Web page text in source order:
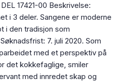
17421-00 Beskrivelse:
i 3 deler. Sangene er moderne
i den tradisjon som
7. juli 2020. Som
med et perspektiv på
det kokkefaglige, smiler
med innredet skap og